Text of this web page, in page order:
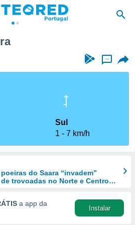
...
Sul
1
7 km/h
do Saara “invadem”
trovoadas no Norte e Centro
a app da
Instalar